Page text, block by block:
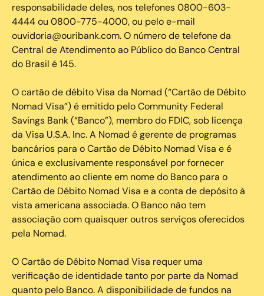
responsabilidade deles, nos telefones 0800-603-
4444 ou 0800-775-4000, ou pelo e-mail
ouvidoria@ouribank.com. O número de telefone da
Central de Atendimento ao Público do Banco Central
do Brasil é 145.
O cartão de débito Visa da Nomad (“Cartão de Débito
Nomad Visa”) é emitido pelo Community Federal
Savings Bank (“Banco”), membro do FDIC, sob licença
da Visa U.S.A. Inc. A Nomad é gerente de programas
bancários para o Cartão de Débito Nomad Visa e é
única e exclusivamente responsável por fornecer
atendimento ao cliente em nome do Banco para o
Cartão de Débito Nomad Visa e a conta de depósito à
vista americana associada. O Banco não tem
associação com quaisquer outros serviços oferecidos
pela Nomad.
O Cartão de Débito Nomad Visa requer uma
verificação de identidade tanto por parte da Nomad
quanto pelo Banco. A disponibilidade de fundos na